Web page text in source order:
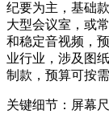
纪要为主，基础
大型会议室，或
和稳定音视频，
业行业，涉及图
制款，预算可按
关键细节：屏幕